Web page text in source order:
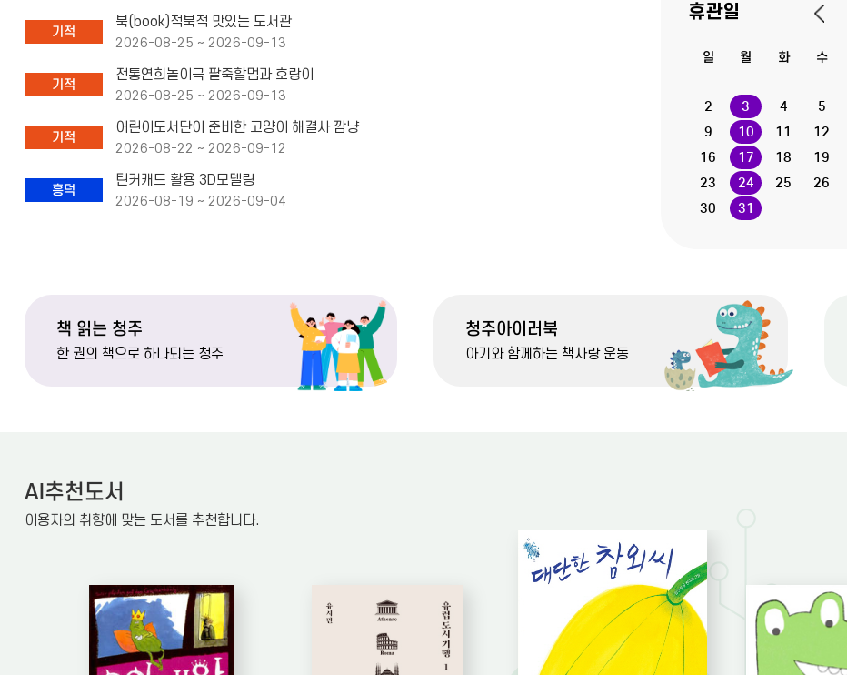
기적
북(book)적북적 맛있는 도서관
2026-08-25 ~ 2026-09-13
기적
전통연희놀이극 팥죽할멈과 호랑이
2026-08-25 ~ 2026-09-13
기적
어린이도서단이 준비한 고양이 해결사 깜냥
2026-08-22 ~ 2026-09-12
흥덕
틴커캐드 활용 3D모델링
2026-08-19 ~ 2026-09-04
휴관일
일 월 화 수
2
휴관일
3 4 5
9
휴관일
10 11 12
16
휴관일
17 18 19
23
휴관일
24 25 26
30
휴관일
31
책 읽는 청주
한 권의 책으로 하나되는 청주
청주아이러북
아기와 함께하는 책사랑 운동
AI추천도서
이용자의 취향에 맞는 도서를 추천합니다.